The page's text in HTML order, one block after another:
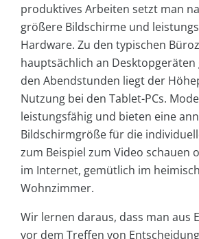
produktives Arbeiten setzt man
größere Bildschirme und
Hardware. Zu den typischen
hauptsächlich an Desktopgeräten
den Abendstunden liegt der
Nutzung bei den Tablet-PCs.
leistungsfähig und bieten eine
Bildschirmgröße für die
zum Beispiel zum Video schauen
im Internet, gemütlich im
Wohnzimmer.
Wir lernen daraus, dass man aus
vor dem Treffen von